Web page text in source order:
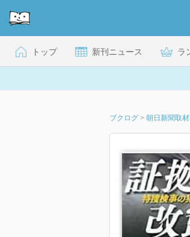
トップ 新刊ニュース ラ
ブクログ > 朝日新聞取